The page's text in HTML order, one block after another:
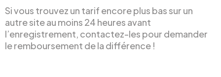
Si vous trouvez un tarif encore plus bas sur un
autre site au moins 24 heures avant
l’enregistrement, contactez-les pour demander
le remboursement de la différence !